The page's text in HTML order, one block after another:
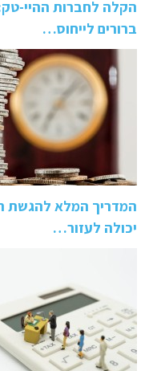
הקלה לחברות ההיי-
ברורים לייחוס…
המדריך המלא להגשת
יכולה לעזור…